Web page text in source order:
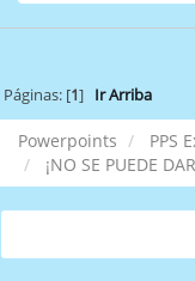
Páginas: [1] Ir Arriba
Powerpoints PPS
¡NO SE PUEDE